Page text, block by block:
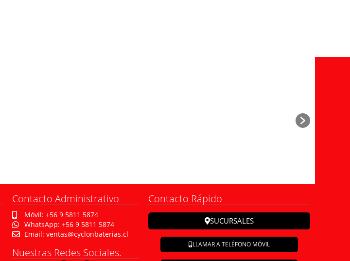
Contacto Administrativo
Móvil: +56 9 5811 5874
WhatsApp: +56 9 5811 5874
Email: ventas@cyclonbaterias.cl
Nuestras Redes Sociales.
Contacto Rápido
SUCURSALES
LLAMAR A TELÉFONO MÓVIL